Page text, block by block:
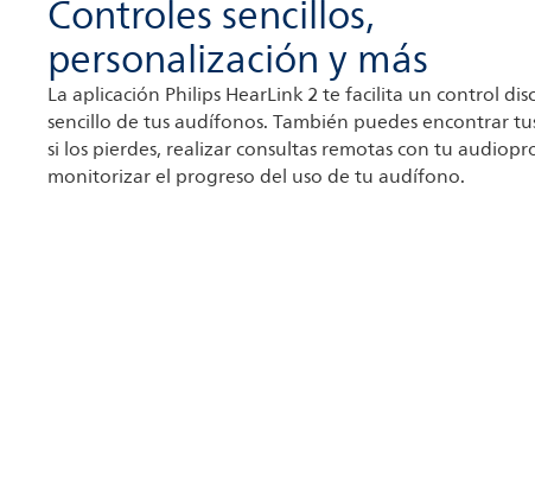
Controles sencillos,
personalización y más
La aplicación Philips HearLink 2 te facilita un control
sencillo de tus audífonos. También puedes encontrar
si los pierdes, realizar consultas remotas con tu
monitorizar el progreso del uso de tu audífono.